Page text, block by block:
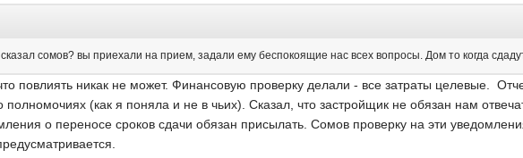
сомов? вы приехали на прием, задали ему беспокоящие нас всех вопросы. Дом то когда
повлиять никак не может. Финансовую проверку делали - все затраты целевые.
полномочиях (как я поняла и не в чьих). Сказал, что застройщик не обязан нам
о переносе сроков сдачи обязан присылать. Сомов проверку на эти